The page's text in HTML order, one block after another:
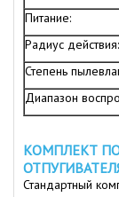
Питание:
Радиус действия:
Степень
Диапазон
КОМПЛЕКТ
Стандартный